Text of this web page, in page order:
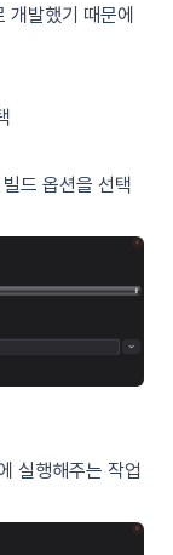
개발했기 때문에
드 옵션을 선택
실행해주는 작업